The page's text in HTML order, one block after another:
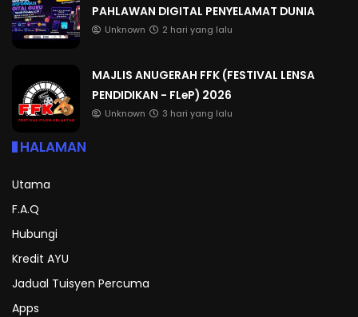
PAHLAWAN DIGITAL PENYELAMAT DUNIA
Unknown 2 hari yang lalu
MAJLIS ANUGERAH FFK (FESTIVAL LENSA
PENDIDIKAN - FLeP) 2026
Unknown 3 hari yang lalu
HALAMAN
Utama
F.A.Q
Hubungi
Kredit AYU
Jadual Tuisyen Percuma
Apps